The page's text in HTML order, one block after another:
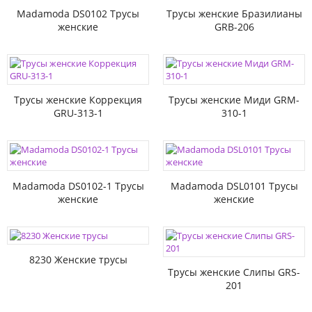
Madamoda DS0102 Трусы
женские
Трусы женские Бразилианы
GRB-206
Трусы женские Коррекция
GRU-313-1
Трусы женские Миди GRM-
310-1
Madamoda DS0102-1 Трусы
женские
Madamoda DSL0101 Трусы
женские
8230 Женские трусы
Трусы женские Слипы GRS-
201